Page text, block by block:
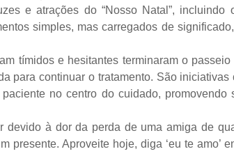
e atrações do “Nosso Natal”, incluindo
simples, mas carregados de
tímidos e hesitantes terminaram o
para continuar o tratamento. São iniciativas
no centro do cuidado, promovendo
à dor da perda de uma amiga de
presente. Aproveite hoje, diga ‘eu te amo’